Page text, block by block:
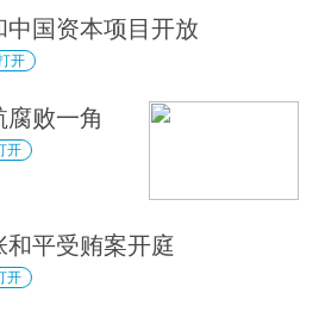
国资本项目开放
开
败一角
开
平受贿案开庭
开